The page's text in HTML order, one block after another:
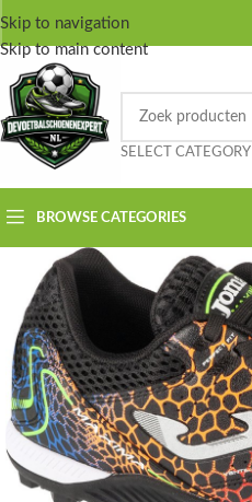
Skip to navigation
Skip to main content
SELECT CATEGORY
BROWSE CATEGORIES